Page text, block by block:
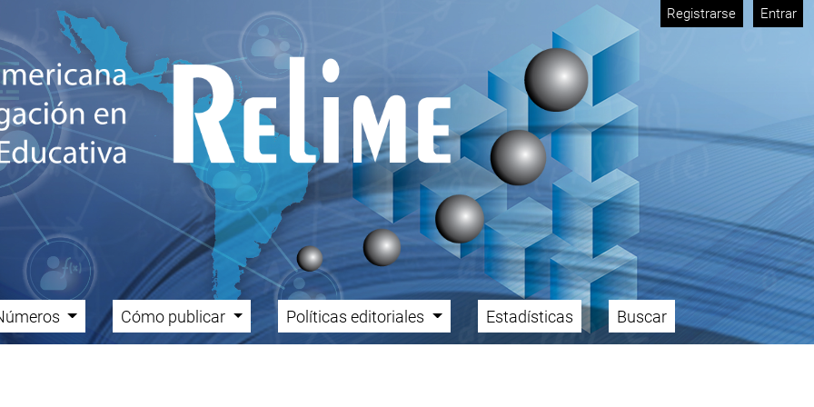
Registrarse Entrar
Cómo publicar Políticas editoriales Estadísticas Buscar